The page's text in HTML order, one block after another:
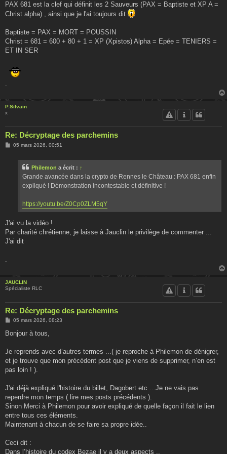
PAX 681 est la clef qui définit les 2 Sauveurs (PAX = Baptiste et XP A =
Christ alpha) , ainsi que je l'ai toujours dit
Baptiste = PAX = MORT = POUSSIN
Christ = 681 = 600 + 80 + 1 = XP (Xpistos) Alpha = Epée = TENIERS =
ET IN SER
.
P.Silvain
x
Re: Décryptage des parchemins
M05 mars 2026, 00:51
Philemon a écrit : ↑
Grande avancée dans la crypto de Rennes le Château : PAX 681 enfin
expliqué ! Démonstration incontestable et définitive !
https://youtu.be/Z0Cp0ZLM5qY
J'ai vu la vidéo !
Par charité chrétienne, je laisse à Jauclin le privilège de commenter ...
J'ai dit
JAUCLIN
Spécialiste RLC
Re: Décryptage des parchemins
M
s
g
05 mars 2026, 08:23
Bonjour à tous,
Je reprends avec d’autres termes ...( je reproche à Philemon de dénigrer,
et je trouve que mon précédent post que je viens de supprimer, n’en est
pas loin ! ).
J'ai déjà expliqué l'histoire du billet, Dagobert etc ...Je ne vais pas
reperdre mon temps ( lire mes posts précédents ).
Sinon Merci à Philemon pour avoir expliqué de quelle façon il fait le lien
entre tous ces éléments.
Maintenant à chacun de se faire sa propre idée..
Ceci dit :
Dans l’histoire du codex Bezae il y a deux aspects ..